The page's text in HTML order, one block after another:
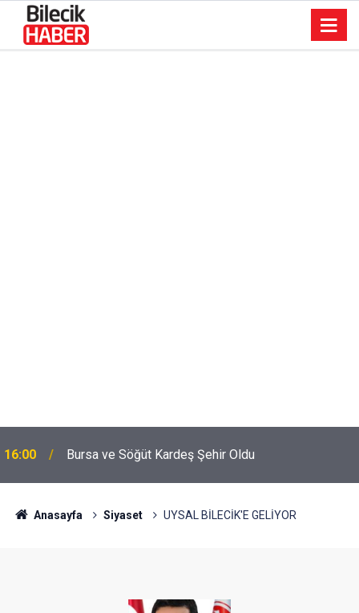
16:00 Bursa ve Söğüt Kardeş Şehir Oldu
Anasayfa Siyaset UYSAL BİLECİK'E GELİYOR